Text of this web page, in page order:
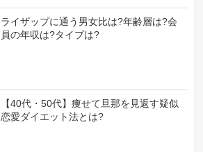
ライザップに通う男女比は?年齢層は?会
員の年収は?タイプは?
【40代・50代】痩せて旦那を見返す疑似
恋愛ダイエット法とは?